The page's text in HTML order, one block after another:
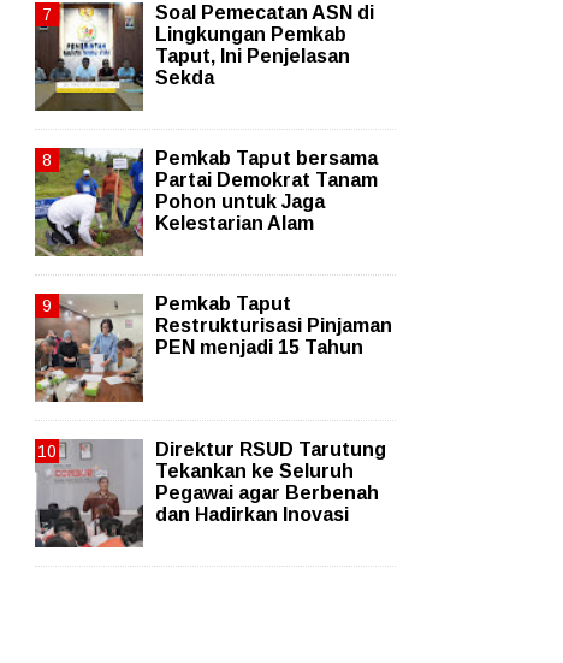
Soal Pemecatan ASN di
Lingkungan Pemkab
Taput, Ini Penjelasan
Sekda
Pemkab Taput bersama
Partai Demokrat Tanam
Pohon untuk Jaga
Kelestarian Alam
Pemkab Taput
Restrukturisasi Pinjaman
PEN menjadi 15 Tahun‎
Direktur RSUD Tarutung
Tekankan ke Seluruh
Pegawai agar Berbenah
dan Hadirkan Inovasi